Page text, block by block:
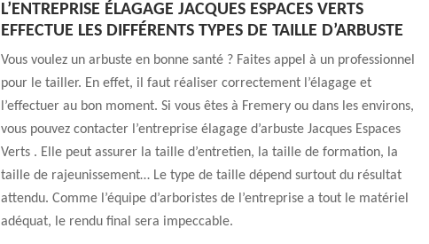
L’ENTREPRISE ÉLAGAGE JACQUES ESPACES VERTS
EFFECTUE LES DIFFÉRENTS TYPES DE TAILLE D’ARBUSTE
Vous voulez un arbuste en bonne santé ? Faites appel à un professionnel
pour le tailler. En effet, il faut réaliser correctement l’élagage et
l’effectuer au bon moment. Si vous êtes à Fremery ou dans les environs,
vous pouvez contacter l’entreprise élagage d’arbuste Jacques Espaces
Verts . Elle peut assurer la taille d’entretien, la taille de formation, la
taille de rajeunissement… Le type de taille dépend surtout du résultat
attendu. Comme l’équipe d’arboristes de l’entreprise a tout le matériel
adéquat, le rendu final sera impeccable.